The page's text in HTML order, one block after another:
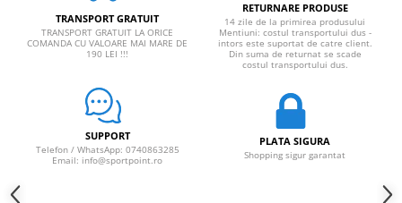
Jachete
Imbracaminte de corp
Manusi
Accesorii
TRANSPORT GRATUIT
TRANSPORT GRATUIT LA ORICE
COMANDA CU VALOARE MAI MARE DE
190 LEI !!!
RETURNARE PRODUSE
14 zile de la primirea produsului
Mentiuni: costul transportului dus -
intors este suportat de catre client.
Din suma de returnat se scade
costul transportului dus.
SUPPORT
Telefon / WhatsApp: 0740863285
Email: info@sportpoint.ro
PLATA SIGURA
Shopping sigur garantat